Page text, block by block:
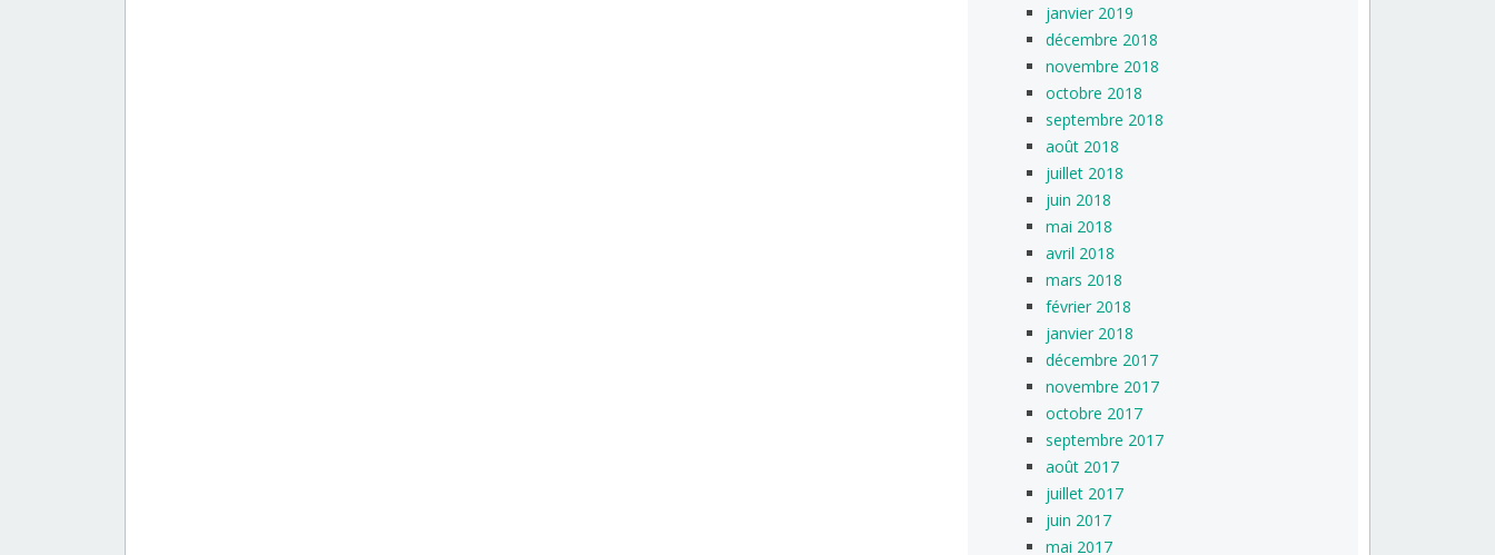
janvier 2019
décembre 2018
novembre 2018
octobre 2018
septembre 2018
août 2018
juillet 2018
juin 2018
mai 2018
avril 2018
mars 2018
février 2018
janvier 2018
décembre 2017
novembre 2017
octobre 2017
septembre 2017
août 2017
juillet 2017
juin 2017
mai 2017